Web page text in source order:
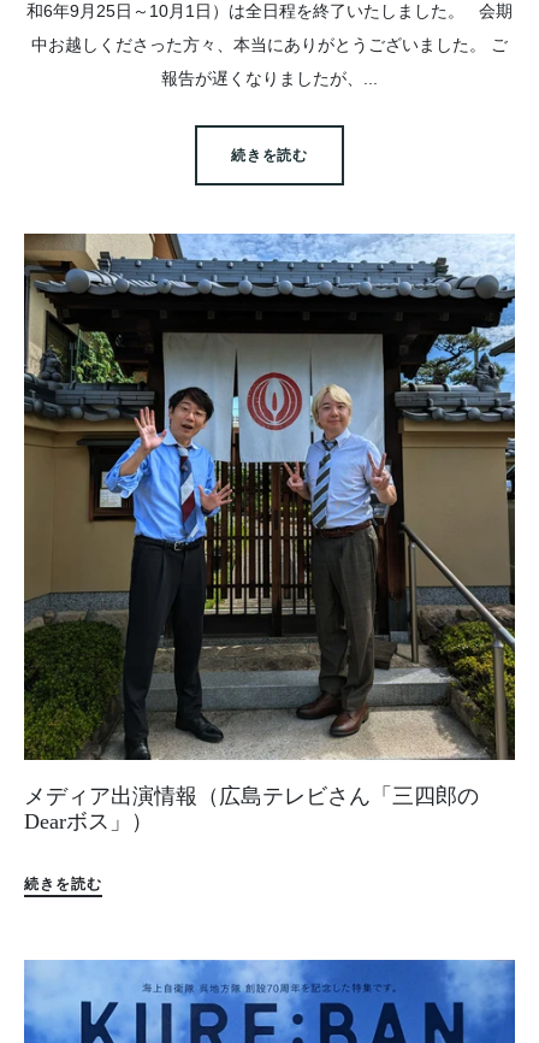
和6年9月25日～10月1日）は全日程を終了いたしました。 会期
中お越しくださった方々、本当にありがとうございました。 ご
報告が遅くなりましたが、...
続きを読む
メディア出演情報（広島テレビさん「三四郎の
Dearボス」）
続きを読む